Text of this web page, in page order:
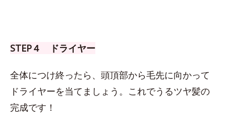
STEP４ ドライヤー
全体につけ終ったら、頭頂部から毛先に向かって
ドライヤーを当てましょう。これでうるツヤ髪の
完成です！